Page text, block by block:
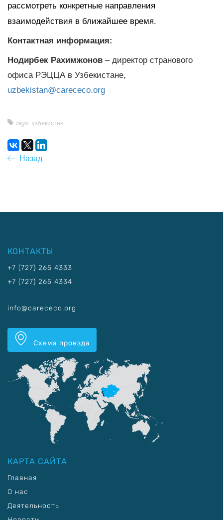
рассмотреть конкретные направления
взаимодействия в ближайшее время.
Контактная информация:
Нодирбек Рахимжонов – директор странового
офиса РЭЦЦА в Узбекистане,
uzbekistan@carececo.org
Tags: узбекистан
Назад
КОНТАКТЫ
+7 (727) 265 4333
+7 (727) 265 4334
info@carececo.org
Схема проезда
КАРТА САЙТА
Главная
О нас
Деятельность